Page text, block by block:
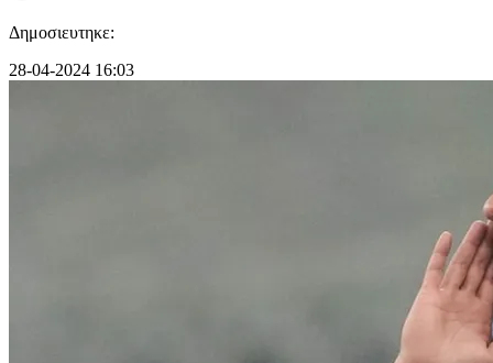
Δημοσιευτηκε:
28-04-2024 16:03